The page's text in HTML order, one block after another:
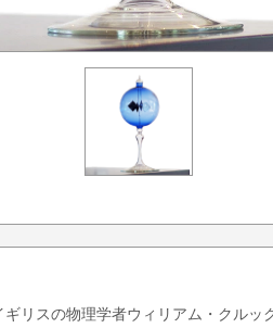
リスの物理学者ウィリアム・クルッ